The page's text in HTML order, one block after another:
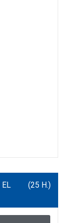
EL
(25 H.)